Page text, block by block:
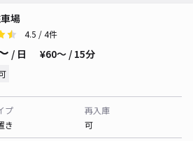
場
4.5 / 4件
/ 日 ¥60〜 / 15分
プ
き
再入庫
可